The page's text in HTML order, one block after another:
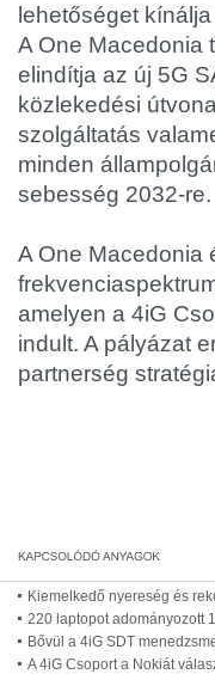
lehetőséget
A One Macedonia
elindítja az új 5G
közlekedési
szolgáltatás
minden
sebesség 2032-re.
A One Macedonia
amelyen a 4iG
indult. A pályázat
partnerség
Kiemelkedő nyereség és
220 laptopot adományozott
Bővül a 4iG SDT
A 4iG Csoport a Nokiát